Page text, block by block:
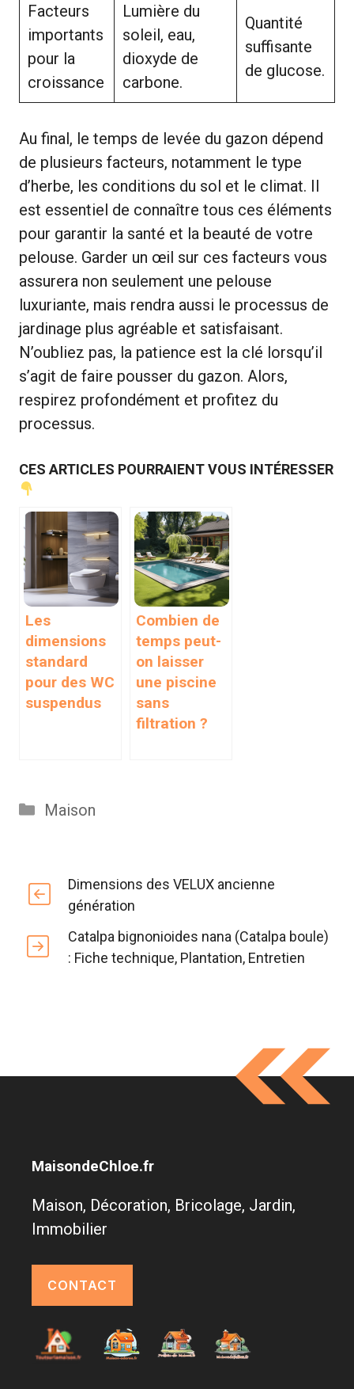
Facteurs
importants
pour la
croissance
Lumière du
soleil, eau,
dioxyde de
carbone.
Quantité
suffisante
de glucose.
Au final, le temps de levée du gazon dépend
de plusieurs facteurs, notamment le type
d’herbe, les conditions du sol et le climat. Il
est essentiel de connaître tous ces éléments
pour garantir la santé et la beauté de votre
pelouse. Garder un œil sur ces facteurs vous
assurera non seulement une pelouse
luxuriante, mais rendra aussi le processus de
jardinage plus agréable et satisfaisant.
N’oubliez pas, la patience est la clé lorsqu’il
s’agit de faire pousser du gazon. Alors,
respirez profondément et profitez du
processus.
CES ARTICLES POURRAIENT VOUS INTÉRESSER
Les
dimensions
standard
pour des WC
suspendus
Combien de
temps peut-
on laisser
une piscine
sans
filtration ?
Catégories
Maison
Dimensions des VELUX ancienne
génération
Catalpa bignonioides nana (Catalpa boule)
: Fiche technique, Plantation, Entretien
MaisondeChloe.fr
Maison, Décoration, Bricolage, Jardin,
Immobilier
CONTACT